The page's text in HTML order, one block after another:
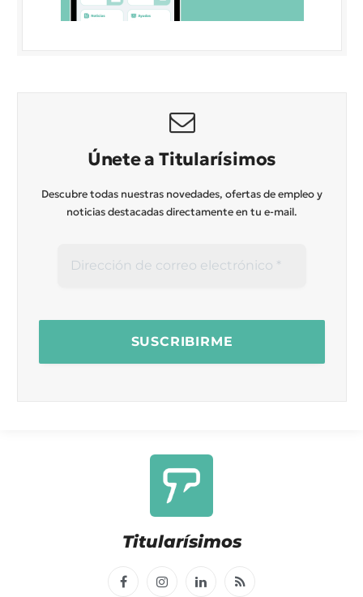
Únete a Titularísimos
Descubre todas nuestras novedades, ofertas de empleo y
noticias destacadas directamente en tu e-mail.
Titularísimos
FacebookInstagramLinkedInRSS